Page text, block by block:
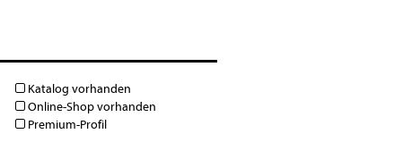
Katalog vorhanden
Online-Shop vorhanden
Premium-Profil